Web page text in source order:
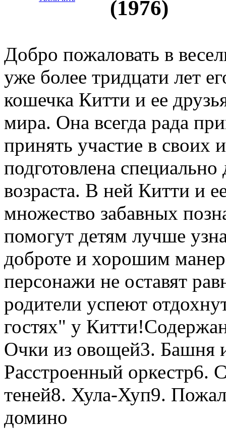
(1976)
Добро пожаловать в
уже более тридцати лет
кошечка Китти и ее
мира. Она всегда рада
принять участие в своих
подготовлена
возраста. В ней Китти и
множество забавных
помогут детям лучше
доброте и хорошим
персонажи не оставят
родители успеют
гостях" у
Очки из овощей3. Башня
Расстроенный оркестр6.
теней8. Хула-Хуп9.
домино